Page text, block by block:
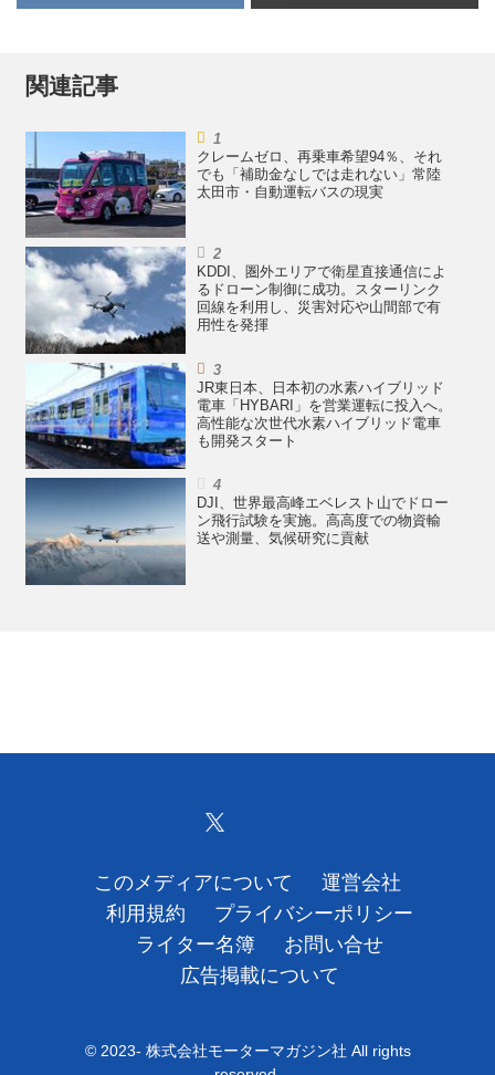
関連記事
クレームゼロ、再乗車希望94％、それ
でも「補助金なしでは走れない」常陸
太田市・自動運転バスの現実
KDDI、圏外エリアで衛星直接通信によ
るドローン制御に成功。スターリンク
回線を利用し、災害対応や山間部で有
用性を発揮
JR東日本、日本初の水素ハイブリッド
電車「HYBARI」を営業運転に投入へ。
高性能な次世代水素ハイブリッド電車
も開発スタート
DJI、世界最高峰エベレスト山でドロー
ン飛行試験を実施。高高度での物資輸
送や測量、気候研究に貢献
このメディアについて
運営会社
利用規約
プライバシーポリシー
ライター名簿
お問い合せ
広告掲載について
© 2023- 株式会社モーターマガジン社 All rights